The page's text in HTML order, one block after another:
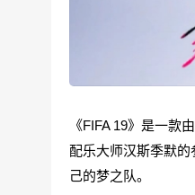
《FIFA 19》是一款
配乐大师汉斯季默
己的梦之队。